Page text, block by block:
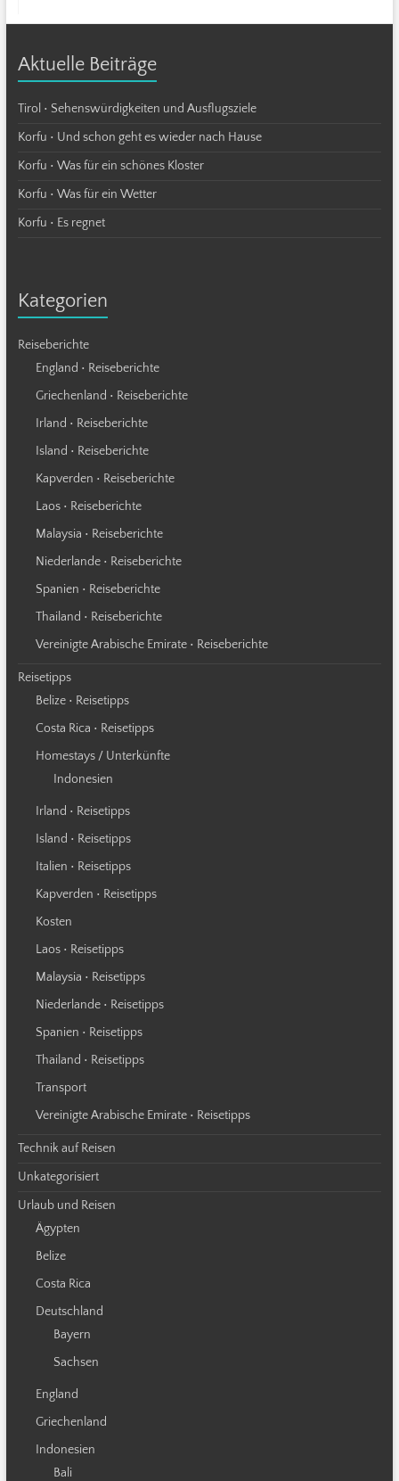
Aktuelle Beiträge
Tirol • Sehenswürdigkeiten und Ausflugsziele
Korfu • Und schon geht es wieder nach Hause
Korfu • Was für ein schönes Kloster
Korfu • Was für ein Wetter
Korfu • Es regnet
Kategorien
Reiseberichte
England • Reiseberichte
Griechenland • Reiseberichte
Irland • Reiseberichte
Island • Reiseberichte
Kapverden • Reiseberichte
Laos • Reiseberichte
Malaysia • Reiseberichte
Niederlande • Reiseberichte
Spanien • Reiseberichte
Thailand • Reiseberichte
Vereinigte Arabische Emirate • Reiseberichte
Reisetipps
Belize • Reisetipps
Costa Rica • Reisetipps
Homestays / Unterkünfte
Indonesien
Irland • Reisetipps
Island • Reisetipps
Italien • Reisetipps
Kapverden • Reisetipps
Kosten
Laos • Reisetipps
Malaysia • Reisetipps
Niederlande • Reisetipps
Spanien • Reisetipps
Thailand • Reisetipps
Transport
Vereinigte Arabische Emirate • Reisetipps
Technik auf Reisen
Unkategorisiert
Urlaub und Reisen
Ägypten
Belize
Costa Rica
Deutschland
Bayern
Sachsen
England
Griechenland
Indonesien
Bali